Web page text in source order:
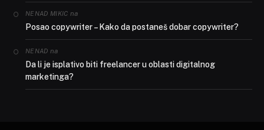
NENAD MIKIC na
Posao copywriter – Kako da postaneš dobar copywriter?
NENAD na
Da li je isplativo biti freelancer u oblasti digitalnog
marketinga?